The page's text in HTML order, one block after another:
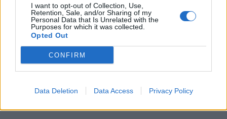
I want to opt-out of Collection, Use,
Retention, Sale, and/or Sharing of my
Personal Data that Is Unrelated with the
Purposes for which it was collected.
Opted Out
CONFIRM
Data Deletion Data Access Privacy Policy